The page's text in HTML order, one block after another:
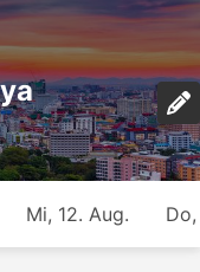
Mi, 12. Aug.